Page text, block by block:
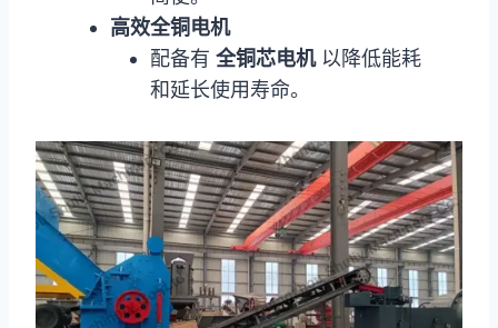
高效全铜电机
配备有 全铜芯电机以降低能耗
和延长使用寿命。